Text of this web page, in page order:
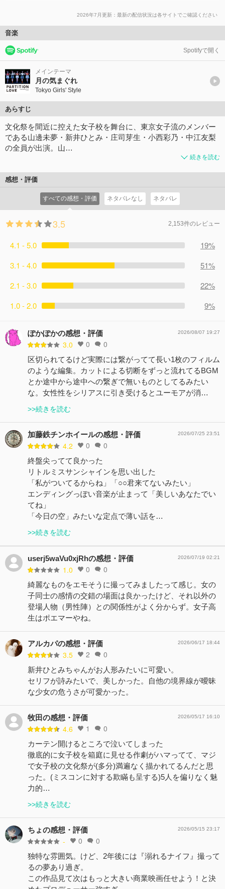
2026年7月更新：最新の配信状況は各サイトでご確認ください
音楽
Spotifyで開く
メインテーマ
月の気まぐれ
Tokyo Girls' Style
あらすじ
文化祭を間近に控えた女子校を舞台に、東京女子流のメンバー
である山邊未夢・新井ひとみ・庄司芽生・小西彩乃・中江友梨
の全員が出演。山…
続きを読む
感想・評価
すべての感想・評価 ネタバレなし ネタバレ
3.5 2,153件のレビュー
4.1 - 5.0
19%
3.1 - 4.0
51%
2.1 - 3.0
22%
1.0 - 2.0
9%
ぽかぽかの感想・評価
3.0 0 0
2026/08/07 19:27
区切られてるけど実際には繋がってて長い1枚のフィルム
のような編集。カットによる切断をずっと流れてるBGM
とか途中から途中への繋ぎで無いものとしてるみたい
な。女性性をシリアスに引き受けるとユーモアが消…
>>続きを読む
加藤鉄チンホイールの感想・評価
4.2 0 0
2026/07/25 23:51
終盤尖ってて良かった
リトルミスサンシャインを思い出した
「私がついてるからね」「○○君来てないみたい」
エンディングっぽい音楽が止まって「美しいあなたでい
てね」
「今日の空」みたいな定点で薄い話を…
>>続きを読む
userj5waVu0xjRhの感想・評価
1.0 0 0
2026/07/19 02:21
綺麗なものをエモそうに撮ってみましたって感じ。女の
子同士の感情の交錯の場面は良かったけど、それ以外の
登場人物（男性陣）との関係性がよく分からず。女子高
生はポエマーやね。
アルカパの感想・評価
3.5 2 0
2026/06/17 18:44
新井ひとみちゃんがお人形みたいに可愛い。
セリフが詩みたいで、美しかった。自他の境界線が曖昧
な少女の危うさが可愛かった。
牧田の感想・評価
4.6 1 0
2026/05/17 16:10
カーテン開けるところで泣いてしまった
徹底的に女子校を箱庭に見せる作劇がハマってて、マジ
で女子校の文化祭が(多分)満遍なく描かれてるんだと思
った。(ミスコンに対する欺瞞も呈する)5人を偏りなく魅
力的…
>>続きを読む
ちょの感想・評価
- 0 0
2026/05/15 23:17
独特な雰囲気。けど、2年後には『溺れるナイフ』撮って
るの夢あり過ぎ。
この作品見て次はもっと大きい商業映画任せよう！と決